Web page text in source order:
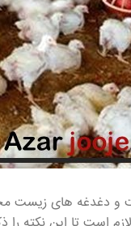
و دغدغه های زیست